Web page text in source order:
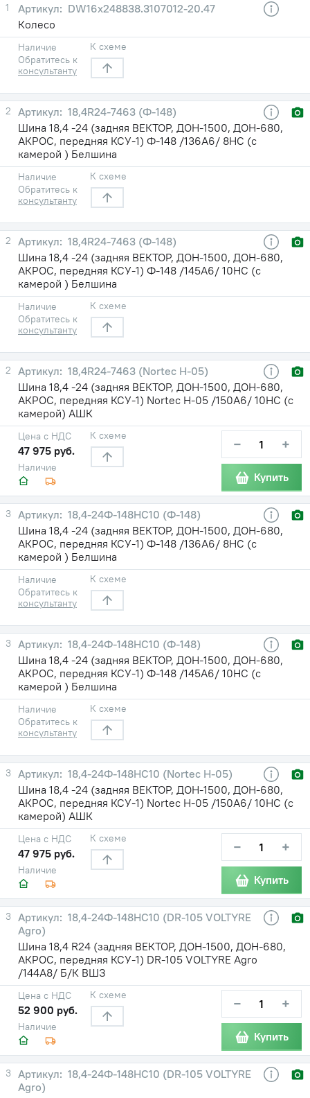
1
DW16x248838.3107012-20.47
Колесо
Наличие
Обратитесь к
консультанту
К схеме
2
18,4R24-7463 (Ф-148)
Шина 18,4 -24 (задняя ВЕКТОР, ДОН-1500, ДОН-680,
АКРОС, передняя КСУ-1) Ф-148 /136A6/ 8НС (с
камерой ) Белшина
Наличие
Обратитесь к
консультанту
К схеме
2
18,4R24-7463 (Ф-148)
Шина 18,4 -24 (задняя ВЕКТОР, ДОН-1500, ДОН-680,
АКРОС, передняя КСУ-1) Ф-148 /145A6/ 10НС (с
камерой ) Белшина
Наличие
Обратитесь к
консультанту
К схеме
2
18,4R24-7463 (Nortec H-05)
Шина 18,4 -24 (задняя ВЕКТОР, ДОН-1500, ДОН-680,
АКРОС, передняя КСУ-1) Nortec H-05 /150A6/ 10НС (с
камерой) АШК
Наличие
Цена с НДС
47 975 руб.
К схеме − +
Купить
3
18,4-24Ф-148НС10 (Ф-148)
Шина 18,4 -24 (задняя ВЕКТОР, ДОН-1500, ДОН-680,
АКРОС, передняя КСУ-1) Ф-148 /136A6/ 8НС (с
камерой ) Белшина
Наличие
Обратитесь к
консультанту
К схеме
3
18,4-24Ф-148НС10 (Ф-148)
Шина 18,4 -24 (задняя ВЕКТОР, ДОН-1500, ДОН-680,
АКРОС, передняя КСУ-1) Ф-148 /145A6/ 10НС (с
камерой ) Белшина
Наличие
Обратитесь к
консультанту
К схеме
3
18,4-24Ф-148НС10 (Nortec H-05)
Шина 18,4 -24 (задняя ВЕКТОР, ДОН-1500, ДОН-680,
АКРОС, передняя КСУ-1) Nortec H-05 /150A6/ 10НС (с
камерой) АШК
Наличие
Цена с НДС
47 975 руб.
К схеме − +
Купить
3
18,4-24Ф-148НС10 (DR-105 VOLTYRE
Agro)
Шина 18,4 R24 (задняя ВЕКТОР, ДОН-1500, ДОН-680,
АКРОС, передняя КСУ-1) DR-105 VOLTYRE Agro
/144А8/ Б/К ВШЗ
Наличие
Цена с НДС
52 900 руб.
К схеме − +
Купить
3
18,4-24Ф-148НС10 (DR-105 VOLTYRE
Agro)